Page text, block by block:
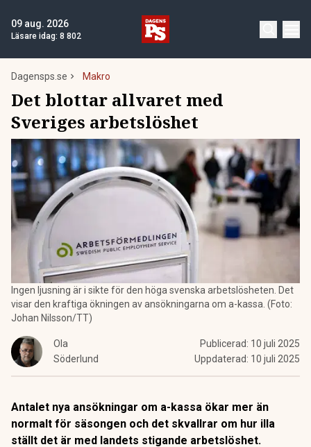
09 aug. 2026
Läsare idag: 8 802
Dagensps.se Makro
Det blottar allvaret med
Sveriges arbetslöshet
Ingen ljusning är i sikte för den höga svenska arbetslösheten. Det
visar den kraftiga ökningen av ansökningarna om a-kassa. (Foto:
Johan Nilsson/TT)
Ola
Söderlund
Publicerad: 10 juli 2025
Uppdaterad: 10 juli 2025
Antalet nya ansökningar om a-kassa ökar mer än
normalt för säsongen och det skvallrar om hur illa
ställt det är med landets stigande arbetslöshet.